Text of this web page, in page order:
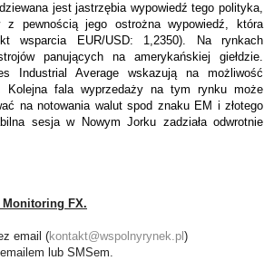
jest jastrzębia wypowiedź tego polityka,
z pewnością jego ostrożna wypowiedź, która
wsparcia EUR/USD: 1,2350). Na rynkach
panujących na amerykańskiej giełdzie.
Industrial Average wskazują na możliwość
Kolejna fala wyprzedaży na tym rynku może
na notowania walut spod znaku EM i złotego
sesja w Nowym Jorku zadziała odwrotnie
Monitoring FX.
email (kontakt@wspolnyrynek.pl )
lub SMSem.